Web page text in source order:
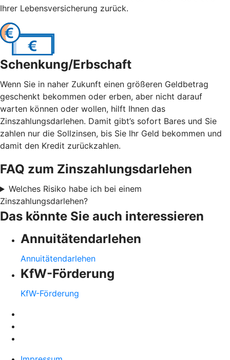
Ihrer Lebensversicherung zurück.
Schenkung/Erbschaft
Wenn Sie in naher Zukunft einen größeren Geldbetrag
geschenkt bekommen oder erben, aber nicht darauf
warten können oder wollen, hilft Ihnen das
Zinszahlungsdarlehen. Damit gibt’s sofort Bares und Sie
zahlen nur die Sollzinsen, bis Sie Ihr Geld bekommen und
damit den Kredit zurückzahlen.
FAQ zum Zinszahlungsdarlehen
Welches Risiko habe ich bei einem
Zinszahlungsdarlehen?
Das könnte Sie auch interessieren
Annuitätendarlehen
Annuitätendarlehen
KfW-Förderung
KfW-Förderung